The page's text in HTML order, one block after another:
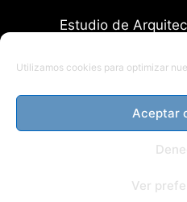
Utilizamos cookies para optimizar
Aceptar
Ver
Estudio de